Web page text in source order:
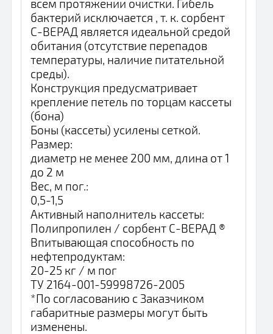
всем протяжении очистки. Гибель
бактерий исключается , т. к. сорбент
С-ВЕРАД является идеальной средой
обитания (отсутствие перепадов
температуры, наличие питательной
среды).
Конструкция предусматривает
крепление петель по торцам кассеты
(бона)
Боны (кассеты) усилены сеткой.
Размер:
диаметр не менее 200 мм, длина от 1
до 2 м
Вес, м пог.:
0,5-1,5
Активный наполнитель кассеты:
Полипропилен / сорбент С-ВЕРАД ®
Впитывающая способность по
нефтепродуктам:
20-25 кг / м пог
ТУ 2164-001-59998726-2005
*По согласованию с Заказчиком
габаритные размеры могут быть
изменены.